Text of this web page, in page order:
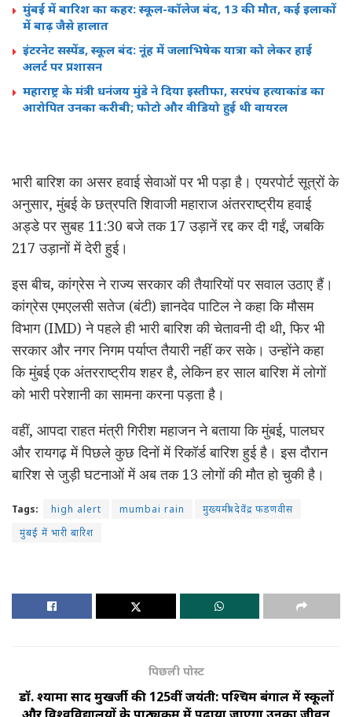
मुंबई में बारिश का कहर: स्कूल-कॉलेज बंद, 13 की मौत, कई इलाकों
में बाढ़ जैसे हालात
इंटरनेट सस्पेंड, स्कूल बंद: नूंह में जलाभिषेक यात्रा को लेकर हाई
अलर्ट पर प्रशासन
महाराष्ट्र के मंत्री धनंजय मुंडे ने दिया इस्तीफा, सरपंच हत्याकांड का
आरोपित उनका करीबी; फोटो और वीडियो हुई थी वायरल
भारी बारिश का असर हवाई सेवाओं पर भी पड़ा है। एयरपोर्ट सूत्रों के
अनुसार, मुंबई के छत्रपति शिवाजी महाराज अंतरराष्ट्रीय हवाई
अड्डे पर सुबह 11:30 बजे तक 17 उड़ानें रद्द कर दी गईं, जबकि
217 उड़ानों में देरी हुई।
इस बीच, कांग्रेस ने राज्य सरकार की तैयारियों पर सवाल उठाए हैं।
कांग्रेस एमएलसी सतेज (बंटी) ज्ञानदेव पाटिल ने कहा कि मौसम
विभाग (IMD) ने पहले ही भारी बारिश की चेतावनी दी थी, फिर भी
सरकार और नगर निगम पर्याप्त तैयारी नहीं कर सके। उन्होंने कहा
कि मुंबई एक अंतरराष्ट्रीय शहर है, लेकिन हर साल बारिश में लोगों
को भारी परेशानी का सामना करना पड़ता है।
वहीं, आपदा राहत मंत्री गिरीश महाजन ने बताया कि मुंबई, पालघर
और रायगढ़ में पिछले कुछ दिनों में रिकॉर्ड बारिश हुई है। इस दौरान
बारिश से जुड़ी घटनाओं में अब तक 13 लोगों की मौत हो चुकी है।
Tags: high alert mumbai rain
मुख्यमंत्री देवेंद्र फडणवीस
मुंबई में भारी बारिश
पिछली पोस्ट
डॉ. श्यामा प्रसाद मुखर्जी की 125वीं जयंती: पश्चिम बंगाल में स्कूलों